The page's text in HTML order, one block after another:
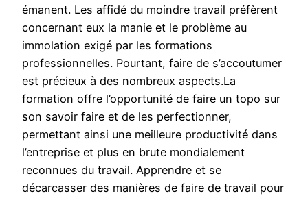
émanent. Les affidé du moindre travail préfèrent
concernant eux la manie et le problème au
immolation exigé par les formations
professionnelles. Pourtant, faire de s’accoutumer
est précieux à des nombreux aspects.La
formation offre l’opportunité de faire un topo sur
son savoir faire et de les perfectionner,
permettant ainsi une meilleure productivité dans
l’entreprise et plus en brute mondialement
reconnues du travail. Apprendre et se
décarcasser des manières de faire de travail pour